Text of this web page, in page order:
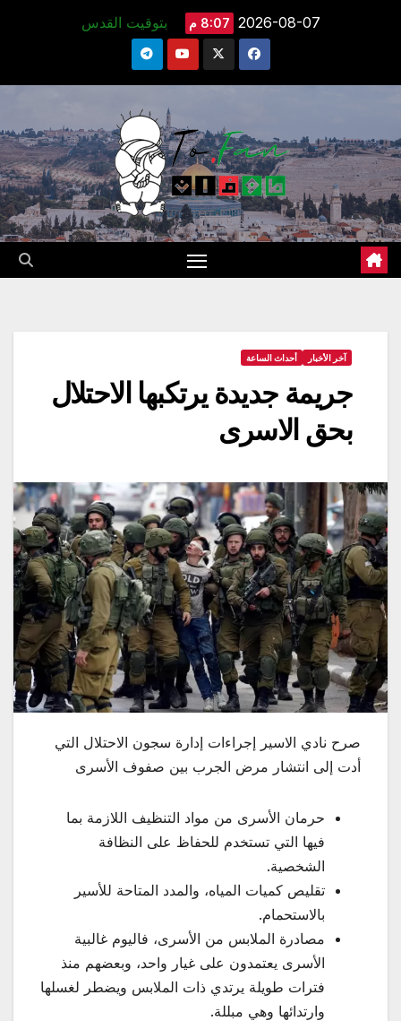
2026-08-07 8:07 م بتوقيت القدس
آخر الأخبار أحداث الساعة
جريمة جديدة يرتكبها الاحتلال
بحق الاسرى
صرح نادي الاسير إجراءات إدارة سجون الاحتلال التي
أدت إلى انتشار مرض الجرب بين صفوف الأسرى
حرمان الأسرى من مواد التنظيف اللازمة بما
فيها التي تستخدم للحفاظ على النظافة
الشخصية.
تقليص كميات المياه، والمدد المتاحة للأسير
بالاستحمام.
مصادرة الملابس من الأسرى، فاليوم غالبية
الأسرى يعتمدون على غيار واحد، وبعضهم منذ
فترات طويلة يرتدي ذات الملابس ويضطر لغسلها
وارتدائها وهي مبللة.